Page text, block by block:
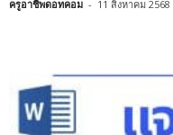
ครูอาชีพดอทคอม - 11 สิงหาคม 2568